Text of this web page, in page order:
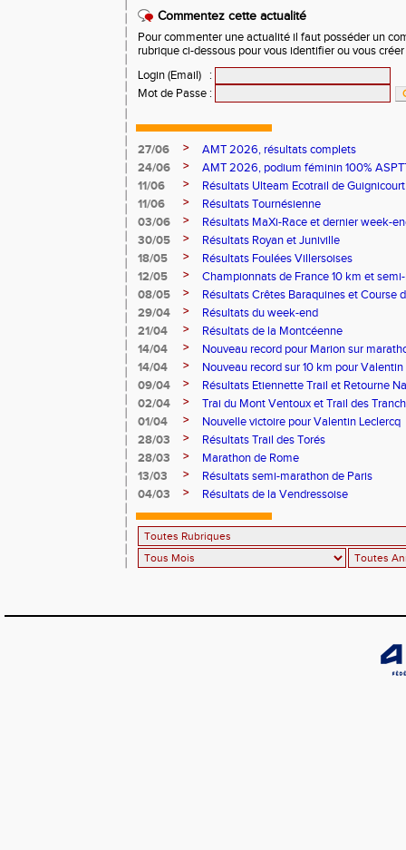
Commentez cette actualité
Pour commenter une actualité il faut posséder un
rubrique ci-dessous pour vous identifier ou vous
Login (Email)
:
Mot de Passe :
27/06 >
AMT 2026, résultats complets
24/06
>
AMT 2026, podium féminin 100%
11/06
>
Résultats Ulteam Ecotrail de Guignicourt
11/06
>
Résultats Tournésienne
03/06
>
Résultats MaXi-Race et dernier week-
30/05
>
Résultats Royan et Juniville
18/05
>
Résultats Foulées Villersoises
12/05
>
Championnats de France 10 km et
08/05
>
Résultats Crêtes Baraquines et Course
29/04
>
Résultats du week-end
21/04
>
Résultats de la Montcéenne
14/04
>
Nouveau record pour Marion sur
14/04
>
Nouveau record sur 10 km pour Valentin
09/04
>
Résultats Etiennette Trail et Retourne
02/04
>
Trai du Mont Ventoux et Trail des
01/04
>
Nouvelle victoire pour Valentin Leclercq
28/03
>
Résultats Trail des Torés
28/03
>
Marathon de Rome
13/03
>
Résultats semi-marathon de Paris
04/03
> Résultats de la Vendressoise